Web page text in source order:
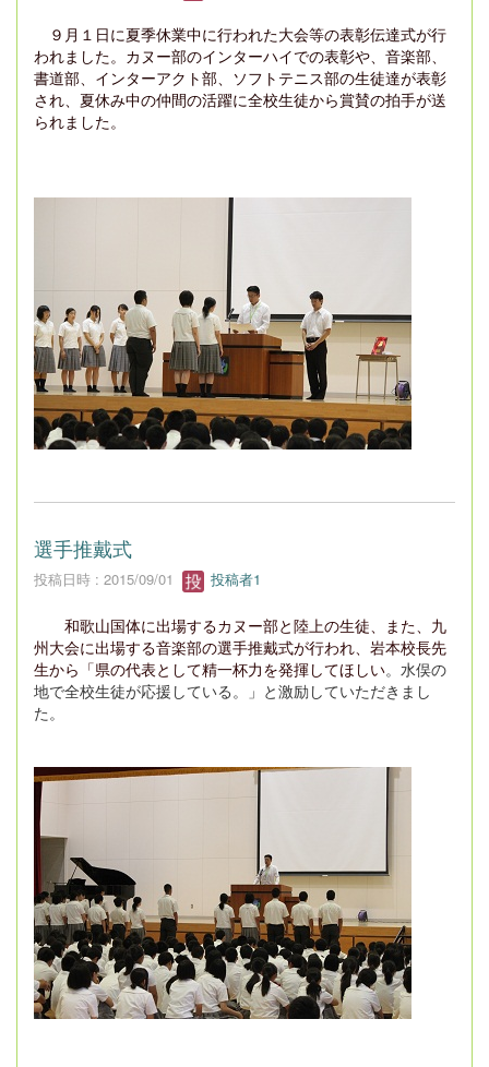
９月１日に夏季休業中に行われた大会等の表彰伝達式が行
われました。カヌー部のインターハイでの表彰や、音楽部、
書道部、インターアクト部、ソフトテニス部の生徒達が表彰
され、夏休み中の仲間の活躍に全校生徒から賞賛の拍手が送
られました。
選手推戴式
投稿日時 : 2015/09/01 投稿者1
和歌山国体に出場するカヌー部と陸上の生徒、また、九
州大会に出場する音楽部の選手推戴式が行われ、岩本校長先
生から「県の代表として精一杯力を発揮してほしい。水俣の
地で全校生徒が応援している。」と激励していただきまし
た。